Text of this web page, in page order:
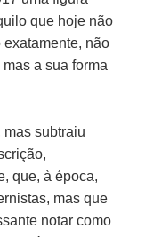
que hoje não
não
a sua forma
mas subtraiu
que, à época,
mas que
notar como